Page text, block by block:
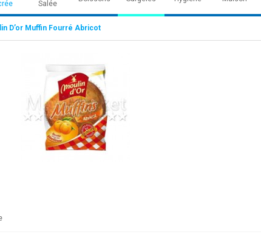
Salée
D’or Muffin Fourré Abricot